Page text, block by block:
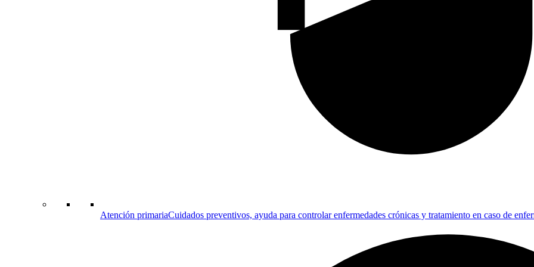
Atención primariaCuidados preventivos, ayuda para controlar enfermedades crónicas y tratamiento en caso de